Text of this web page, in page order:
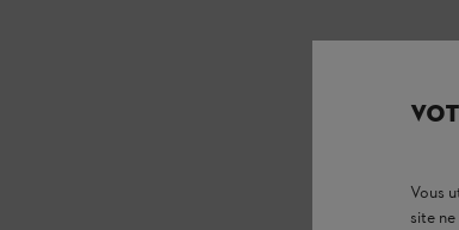
Vous
site